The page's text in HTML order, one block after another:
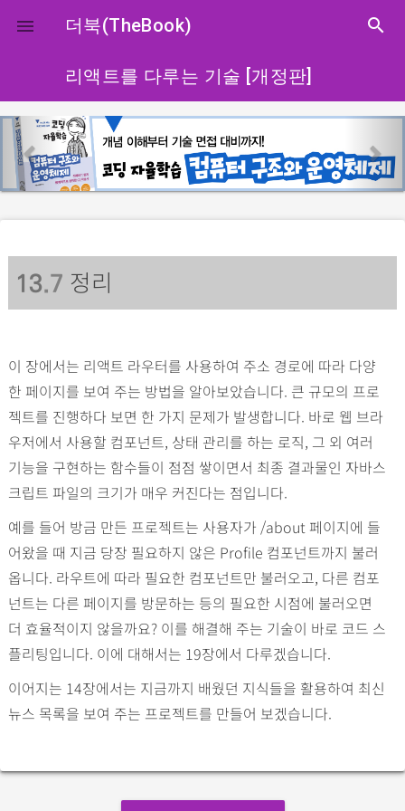
close
 더북(TheBook) search
리액트를 다루는 기술 [개정판]
p
r
e
o
u
s
e
x
13.7 정리
이 장에서는 리액트 라우터를 사용하여 주소 경로에 따라 다양
한 페이지를 보여 주는 방법을 알아보았습니다. 큰 규모의 프로
젝트를 진행하다 보면 한 가지 문제가 발생합니다. 바로 웹 브라
우저에서 사용할 컴포넌트, 상태 관리를 하는 로직, 그 외 여러
기능을 구현하는 함수들이 점점 쌓이면서 최종 결과물인 자바스
크립트 파일의 크기가 매우 커진다는 점입니다.
예를 들어 방금 만든 프로젝트는 사용자가 /about 페이지에 들
어왔을 때 지금 당장 필요하지 않은 Profile 컴포넌트까지 불러
옵니다. 라우트에 따라 필요한 컴포넌트만 불러오고, 다른 컴포
넌트는 다른 페이지를 방문하는 등의 필요한 시점에 불러오면
더 효율적이지 않을까요? 이를 해결해 주는 기술이 바로 코드 스
플리팅입니다. 이에 대해서는 19장에서 다루겠습니다.
이어지는 14장에서는 지금까지 배웠던 지식들을 활용하여 최신
뉴스 목록을 보여 주는 프로젝트를 만들어 보겠습니다.